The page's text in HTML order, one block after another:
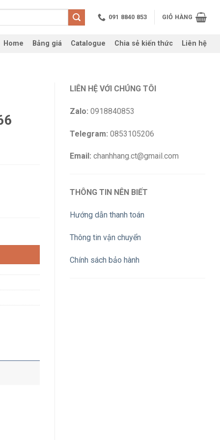
091 8840 853 GIỎ HÀNG
Home Bảng giá Catalogue Chia sẻ kiến thức Liên hệ
LIÊN HỆ VỚI CHÚNG TÔI
Zalo: 0918840853
Telegram: 0853105206
Email: chanhhang.ct@gmail.com
THÔNG TIN NÊN BIẾT
Hướng dẫn thanh toán
Thông tin vận chuyển
Chính sách bảo hành